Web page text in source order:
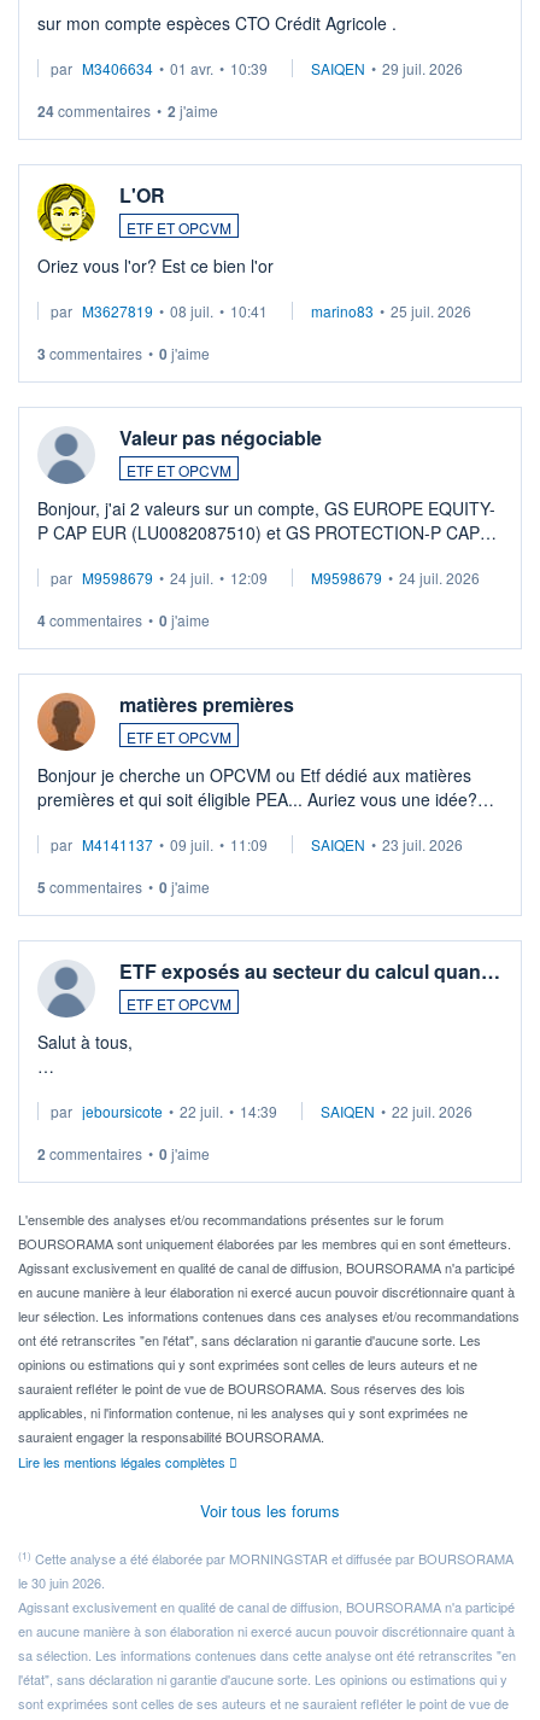
sur mon compte espèces CTO Crédit Agricole .
par M3406634 • 01 avr. • 10:39 SAIQEN • 29 juil. 2026
24commentaires • 2 j'aime
L'OR
ETF ET OPCVM
Oriez vous l'or? Est ce bien l'or
par M3627819 • 08 juil. • 10:41 marino83 • 25 juil. 2026
3 commentaires • 0j'aime
Valeur pas négociable
ETF ET OPCVM
Bonjour, j'ai 2 valeurs sur un compte, GS EUROPE EQUITY-
P CAP EUR (LU0082087510) et GS PROTECTION-P CAP
veux procéder à la vente, on me signale ...
par M9598679 • 24 juil. • 12:09 M9598679 • 24 juil. 2026
4commentaires • 0j'aime
matières premières
ETF ET OPCVM
Bonjour je cherche un OPCVM ou Etf dédié aux matières
premières et qui soit éligible PEA... Auriez vous une idée?
par M4141137 • 09 juil. • 11:09 SAIQEN • 23 juil. 2026
5 commentaires • 0j'aime
ETF exposés au secteur du calcul quan…
ETF ET OPCVM
Salut à tous,
via un ETF plutôt que des actions individuelles.
Idéalement, je voudrais qu'il soit éligible au PEA.
Pour l' ...
par jeboursicote • 22 juil. • 14:39 SAIQEN • 22 juil. 2026
2 commentaires • 0j'aime
L'ensemble des analyses et/ou recommandations présentes sur le forum
BOURSORAMA sont uniquement élaborées par les membres qui en sont émetteurs.
Agissant exclusivement en qualité de canal de diffusion, BOURSORAMA n'a participé
en aucune manière à leur élaboration ni exercé aucun pouvoir discrétionnaire quant à
leur sélection. Les informations contenues dans ces analyses et/ou recommandations
ont été retranscrites "en l'état", sans déclaration ni garantie d'aucune sorte. Les
opinions ou estimations qui y sont exprimées sont celles de leurs auteurs et ne
sauraient refléter le point de vue de BOURSORAMA. Sous réserves des lois
applicables, ni l'information contenue, ni les analyses qui y sont exprimées ne
sauraient engager la responsabilité BOURSORAMA.
Lire les mentions légales complètes
Voir tous les forums
(1) Cette analyse a été élaborée par MORNINGSTAR et diffusée par BOURSORAMA
le 30 juin 2026.
Agissant exclusivement en qualité de canal de diffusion, BOURSORAMA n'a participé
en aucune manière à son élaboration ni exercé aucun pouvoir discrétionnaire quant à
sa sélection. Les informations contenues dans cette analyse ont été retranscrites "en
l'état", sans déclaration ni garantie d'aucune sorte. Les opinions ou estimations qui y
sont exprimées sont celles de ses auteurs et ne sauraient refléter le point de vue de